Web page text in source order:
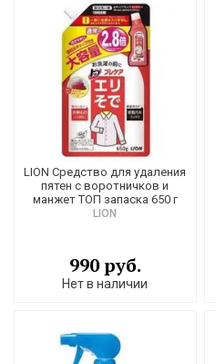
LION Средство для удаления
пятен с воротничков и
манжет ТОП запаска 650 г
LION
990 руб.
Нет в наличии